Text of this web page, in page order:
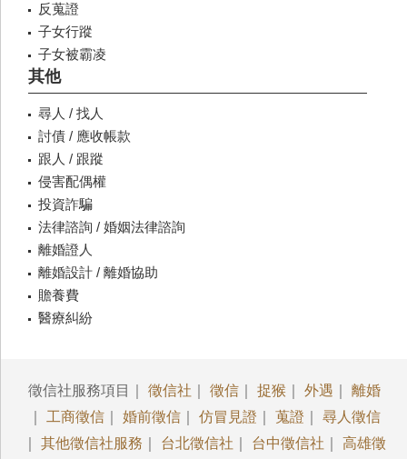
反蒐證
子女行蹤
子女被霸凌
其他
尋人 / 找人
討債 / 應收帳款
跟人 / 跟蹤
侵害配偶權
投資詐騙
法律諮詢 / 婚姻法律諮詢
離婚證人
離婚設計 / 離婚協助
贍養費
醫療糾紛
徵信社服務項目｜ 徵信社 徵信 捉猴 外遇
離婚
工商徵信 婚前徵信 仿冒見證 蒐證
尋人徵信
其他徵信社服務 台北徵信社 台中徵信社 高雄徵